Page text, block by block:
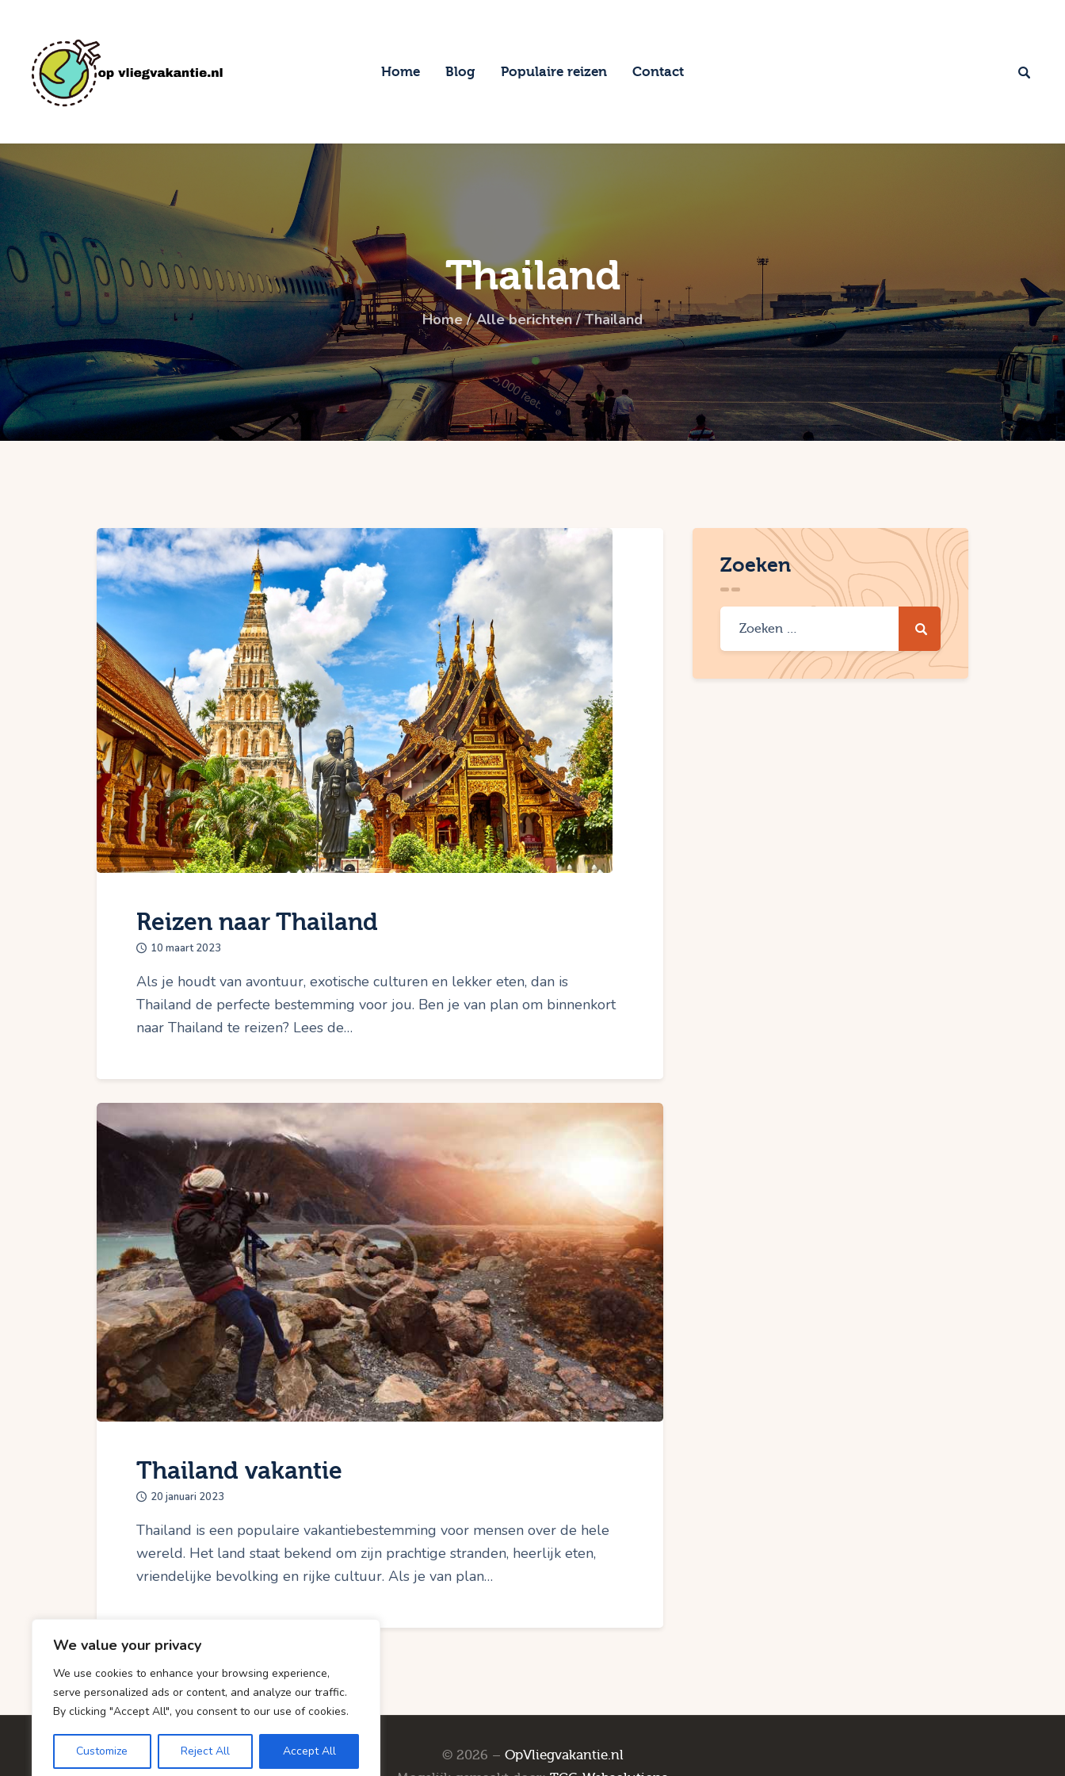
We value your privacy
We use cookies to enhance your browsing experience,
serve personalized ads or content, and analyze our traffic.
By clicking "Accept All", you consent to our use of cookies.
Customize Reject All Accept All
Home Blog Populaire reizen Contact
Thailand
Home Alle berichten Thailand
Blog
Contact
Reizen naar Thailand
10 maart 2023
Als je houdt van avontuur, exotische culturen en lekker eten, dan is
Thailand de perfecte bestemming voor jou. Ben je van plan om binnenkort
naar Thailand te reizen? Lees de…
Thailand vakantie
20 januari 2023
Thailand is een populaire vakantiebestemming voor mensen over de hele
wereld. Het land staat bekend om zijn prachtige stranden, heerlijk eten,
vriendelijke bevolking en rijke cultuur. Als je van plan…
Zoeken
© 2026 – OpVliegvakantie.nl